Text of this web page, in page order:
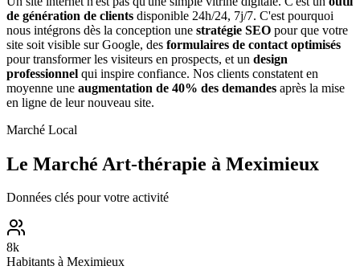
de génération de clients disponible 24h/24, 7j/7. C'est pourquoi
nous intégrons dès la conception une stratégie SEO pour que votre
site soit visible sur Google, des formulaires de contact optimisés
pour transformer les visiteurs en prospects, et un design
professionnel qui inspire confiance. Nos clients constatent en
moyenne une augmentation de 40% des demandes après la mise
en ligne de leur nouveau site.
Marché Local
Le Marché Art-thérapie à Meximieux
Données clés pour votre activité
8k
Habitants à Meximieux